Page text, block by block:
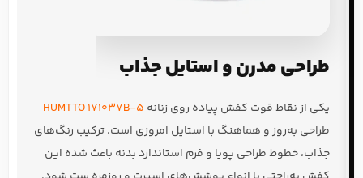
طراحی مدرن و استایل جذاب
یکی از نقاط قوت کفش پیاده روی زنانه
طراحی به‌روز و هماهنگ با استایل امروزی است. ترکیب رنگ‌های
جذاب، خطوط طراحی پویا و فرم استاندارد بدنه باعث شده این